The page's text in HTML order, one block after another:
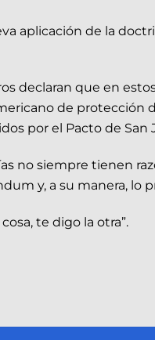
aplicación de la
declaran que en
de protección
por el Pacto de San
no siempre tienen
y, a su manera, lo
te digo la otra”.